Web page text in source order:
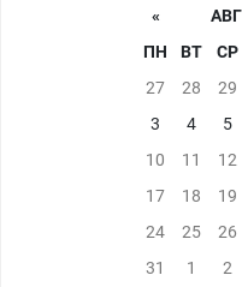
«
ПН
ВТ СР
27
28 29
3
4 5
10
11 12
17
18 19
24
25 26
31
1 2